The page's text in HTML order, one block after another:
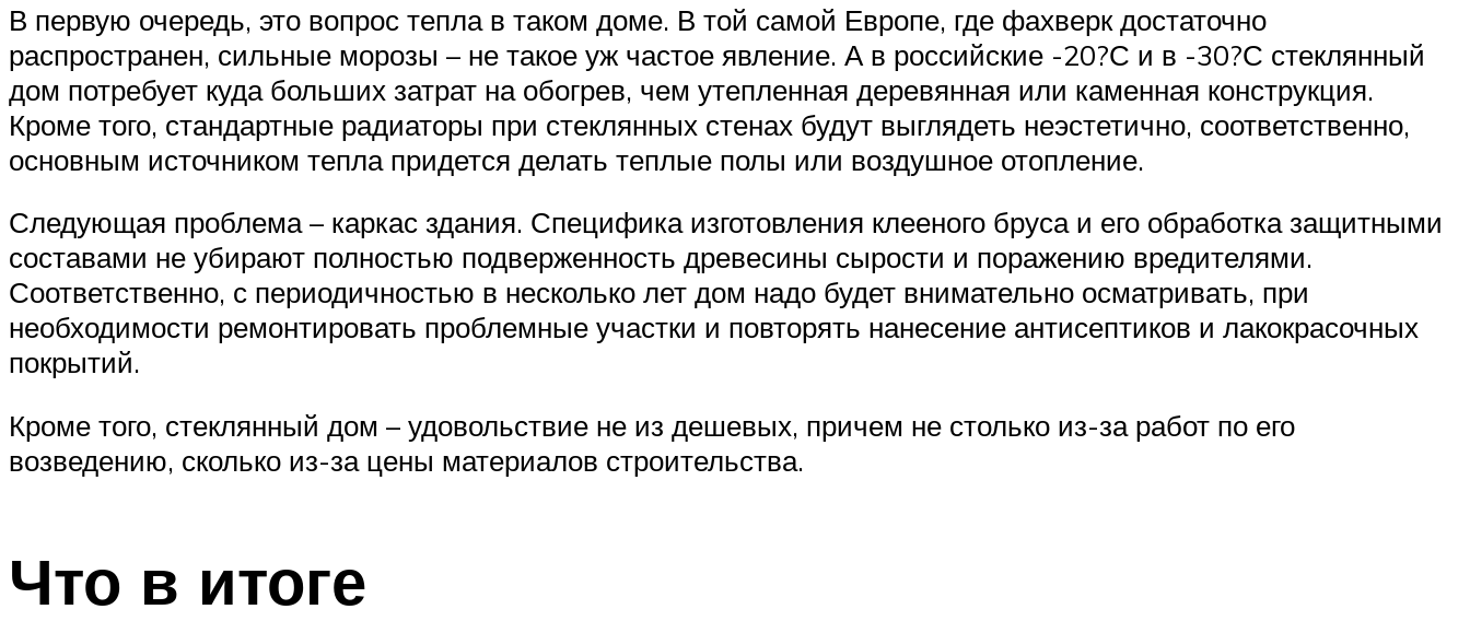
В первую очередь, это вопрос тепла в таком доме. В той самой Европе, где фахверк достаточно
распространен, сильные морозы – не такое уж частое явление. А в российские -20?С и в -30?С стеклянный
дом потребует куда больших затрат на обогрев, чем утепленная деревянная или каменная конструкция.
Кроме того, стандартные радиаторы при стеклянных стенах будут выглядеть неэстетично, соответственно,
основным источником тепла придется делать теплые полы или воздушное отопление.
Следующая проблема – каркас здания. Специфика изготовления клееного бруса и его обработка защитными
составами не убирают полностью подверженность древесины сырости и поражению вредителями.
Соответственно, с периодичностью в несколько лет дом надо будет внимательно осматривать, при
необходимости ремонтировать проблемные участки и повторять нанесение антисептиков и лакокрасочных
покрытий.
Кроме того, стеклянный дом – удовольствие не из дешевых, причем не столько из-за работ по его
возведению, сколько из-за цены материалов строительства.
Что в итоге